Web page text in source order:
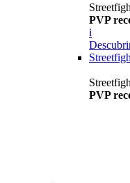
PVP
i
PVP